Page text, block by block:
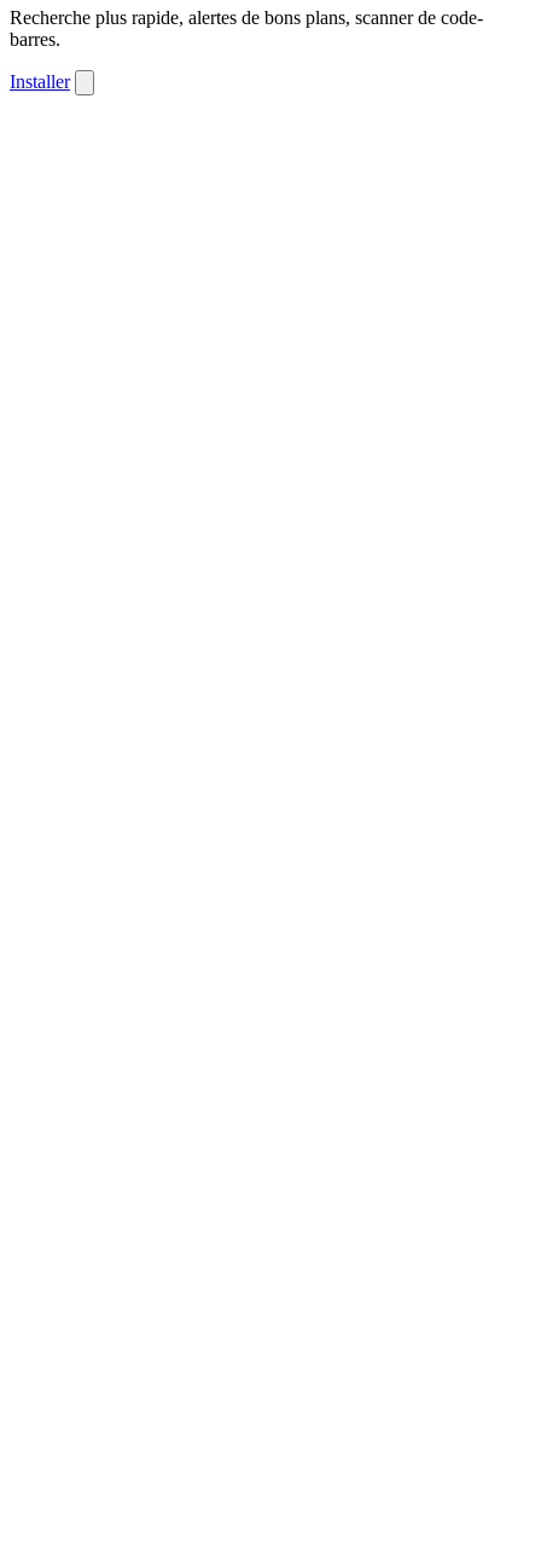
Recherche plus rapide, alertes de bons plans, scanner de code-
barres.
Installer